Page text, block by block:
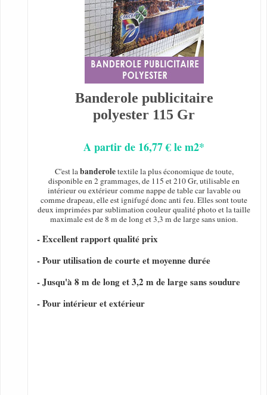
Banderole publicitaire
polyester 115 Gr
A partir de 16,77 € le m2*
C'est labanderoletextile la plus économique de toute,
disponible en 2 grammages, de 115 et 210 Gr, utilisable en
intérieur ou extérieur comme nappe de table car lavable ou
comme drapeau, elle est ignifugé donc anti feu. Elles sont toute
deux imprimées par sublimation couleur qualité photo et la taille
maximale est de 8 m de long et 3,3 m de large sans union.
- Excellent rapport qualité prix
- Pour utilisation de courte et moyenne durée
- Jusqu'à 8 m de long et 3,2 m de large sans soudure
- Pour intérieur et extérieur